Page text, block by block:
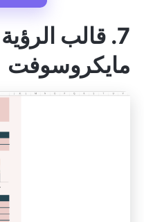
7. قالب
مايكروسوفت